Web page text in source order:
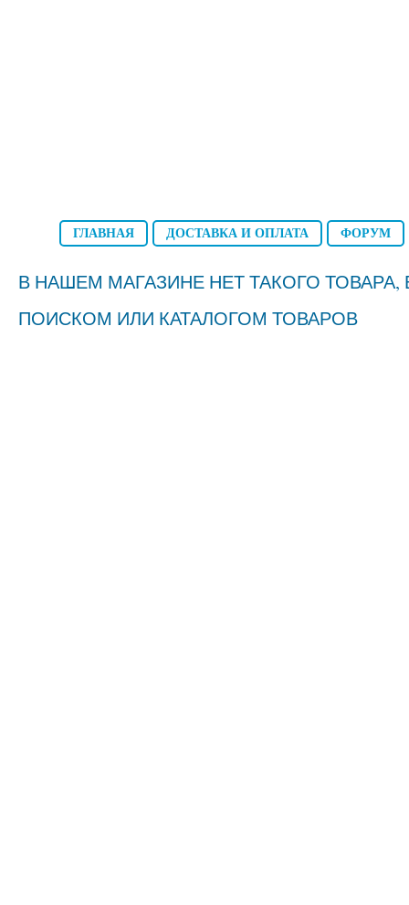
ГЛАВНАЯ ДОСТАВКА И ОПЛАТА ФОРУМ
В НАШЕМ МАГАЗИНЕ НЕТ ТАКОГО
ПОИСКОМ ИЛИ КАТАЛОГОМ ТОВАРОВ